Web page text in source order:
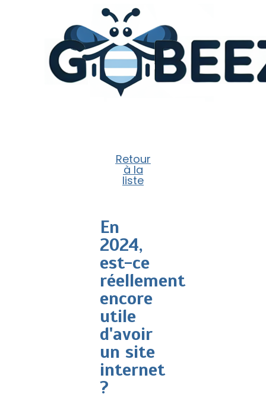
Retour
à la
liste
En
2024,
est-ce
réellement
encore
utile
d'avoir
un site
internet
?